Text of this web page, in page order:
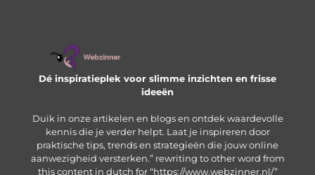
Dé inspiratieplek voor slimme inzichten en frisse
ideeën
Duik in onze artikelen en blogs en ontdek waardevolle
kennis die je verder helpt. Laat je inspireren door
praktische tips, trends en strategieën die jouw online
aanwezigheid versterken.” rewriting to other word from
this content in dutch for “https://www.webzinner.nl/”